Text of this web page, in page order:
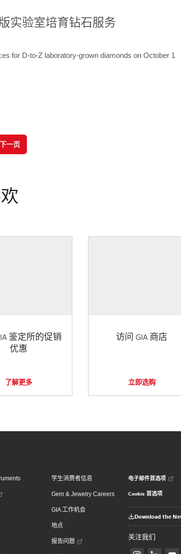
实验室培育钻石服务
for D-to-Z laboratory-grown diamonds on October 1
下一页
鉴定所的促销
优惠
了解更多
访问 GIA 商店
立即选购
学生消费者信息
Gem & Jewelry Careers
GIA 工作机会
地点
报告问题
电子邮件首选项
Cookie 首选项
Download the
关注我们